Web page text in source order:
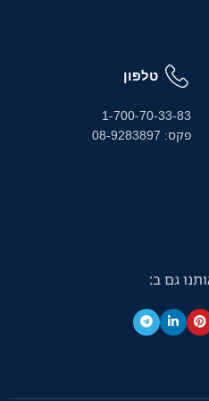
טלפון
1-700-70-33-83
פקס: 08-9283897
גם ב: